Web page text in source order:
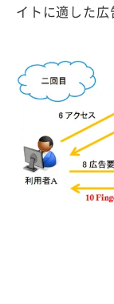
イトに適した広